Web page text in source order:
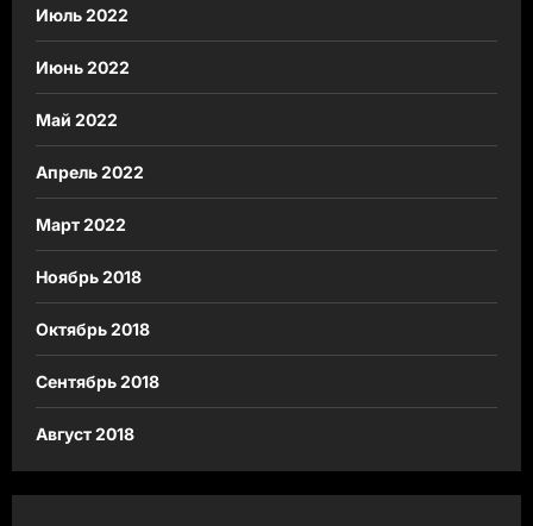
Июль 2022
Июнь 2022
Май 2022
Апрель 2022
Март 2022
Ноябрь 2018
Октябрь 2018
Сентябрь 2018
Август 2018